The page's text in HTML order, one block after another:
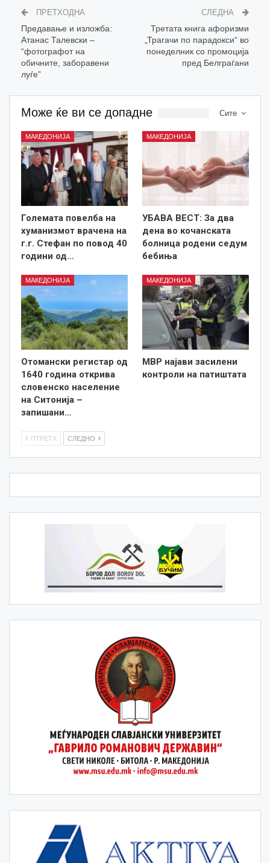
ПРЕТХОДНА
Предавање и изложба:
Атанас Талевски –
“фотографот на
обичните, заборавени
луѓе”
СЛЕДНА
Третата книга афоризми
„Трагачи по парадокси“ во
понеделник со промоција
пред Белграѓани
Сите
Може ќе ви се допадне
МАКЕДОНИЈА
Големата повелба на
хуманизмот врачена на
г.г. Стефан по повод 40
години од…
МАКЕДОНИЈА
УБАВА ВЕСТ: За два
дена во кочанската
болница родени седум
бебиња
МАКЕДОНИЈА
Отомански регистар од
1640 година открива
словенско население
на Ситонија –
запишани…
МАКЕДОНИЈА
МВР најави засилени
контроли на патиштата
ПТРЕТХ СЛЕДНО